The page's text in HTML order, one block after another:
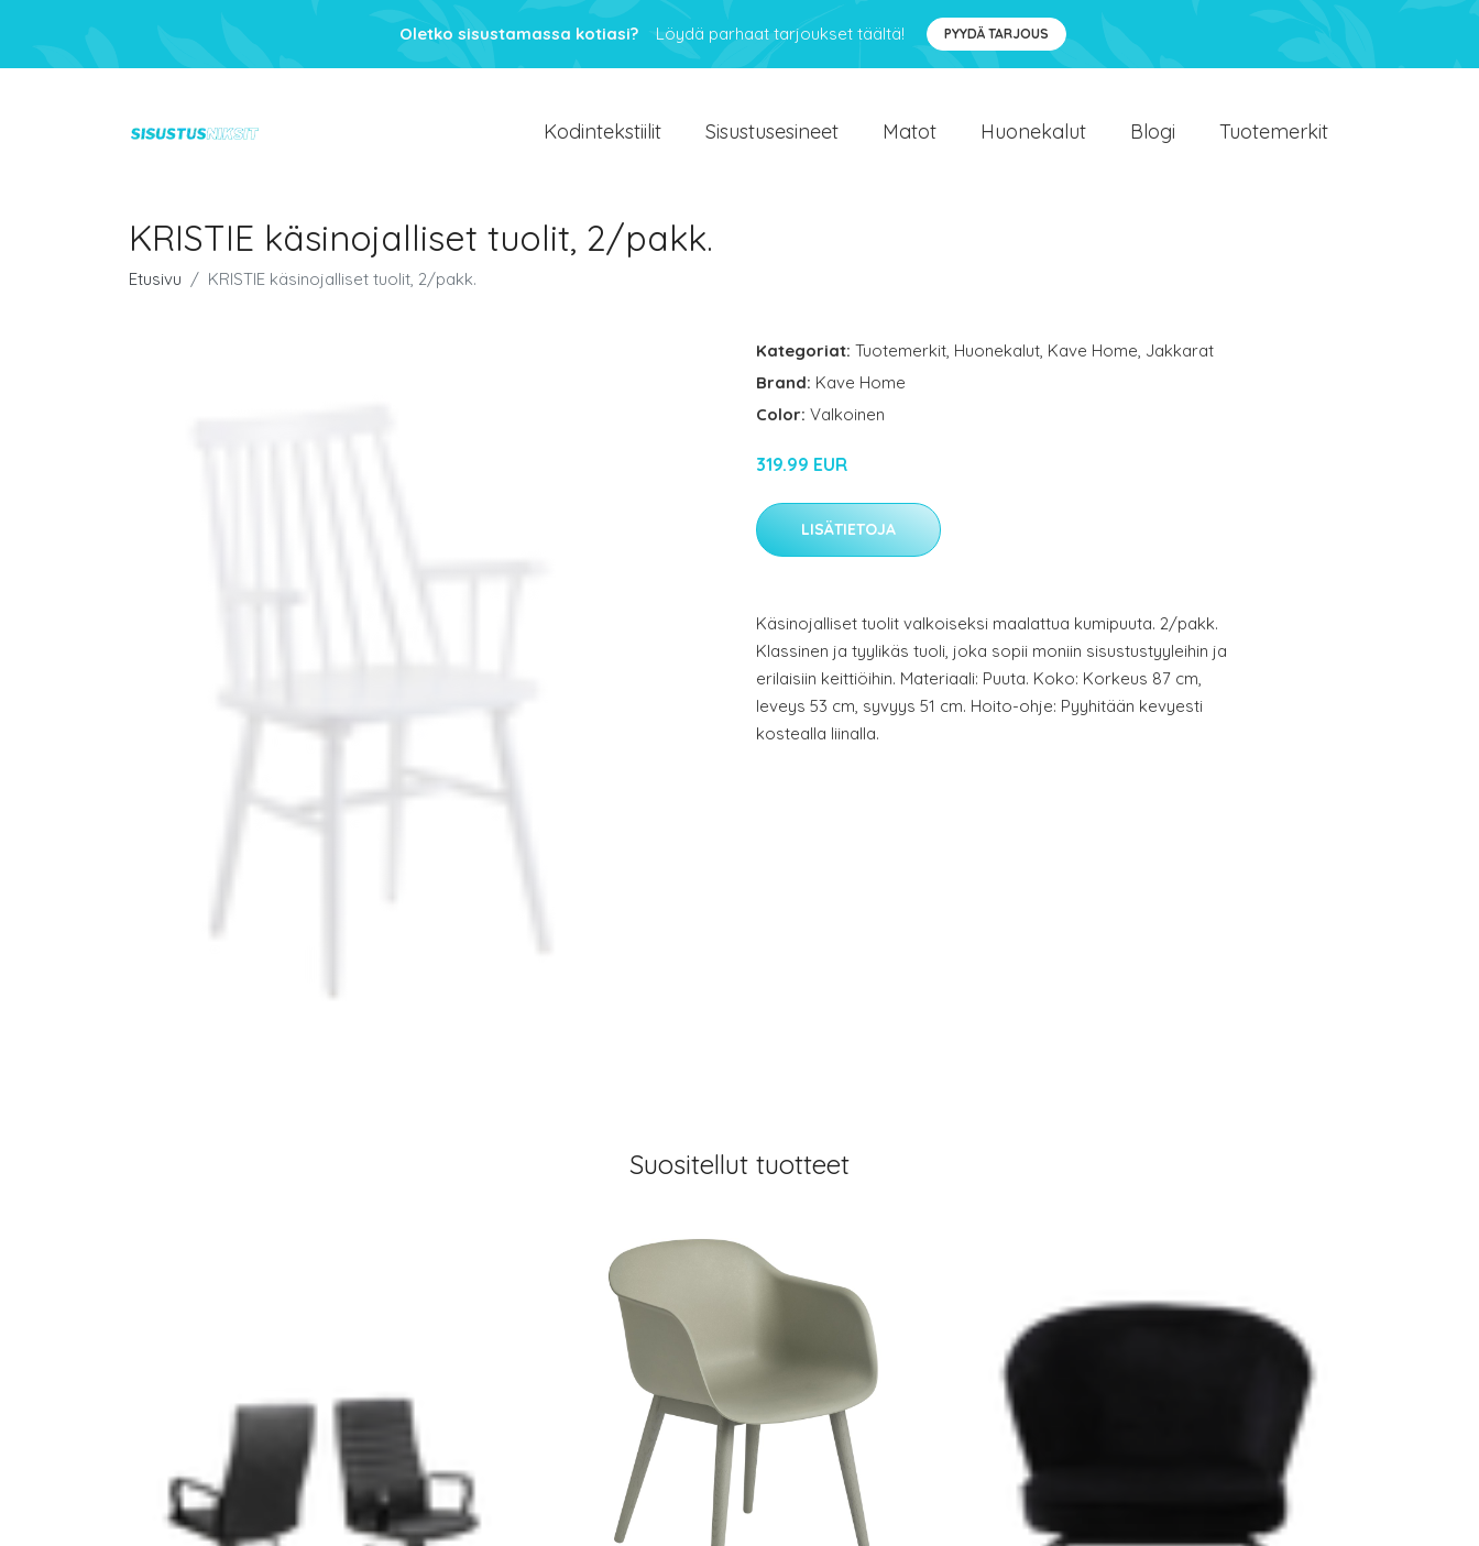
Oletko sisustamassa kotiasi? Löydä parhaat tarjoukset täältä! PYYDÄ TARJOUS
Kodintekstiilit Sisustusesineet Matot Huonekalut Blogi Tuotemerkit
KRISTIE käsinojalliset tuolit, 2/pakk.
Etusivu KRISTIE käsinojalliset tuolit, 2/pakk.
Kategoriat: Tuotemerkit, Huonekalut, Kave Home, Jakkarat
Brand: Kave Home
Color: Valkoinen
319.99 EUR
LISÄTIETOJA
Käsinojalliset tuolit valkoiseksi maalattua kumipuuta. 2/pakk.
Klassinen ja tyylikäs tuoli, joka sopii moniin sisustustyyleihin ja
erilaisiin keittiöihin. Materiaali: Puuta. Koko: Korkeus 87 cm,
leveys 53 cm, syvyys 51 cm. Hoito-ohje: Pyyhitään kevyesti
kostealla liinalla.
Suositellut tuotteet